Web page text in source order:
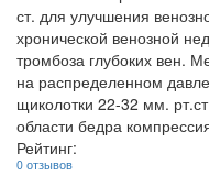
ст. для улучшения
хронической венозной
тромбоза глубоких вен.
на распределенном
щиколотки 22-32 мм.
области бедра
Рейтинг:
0 отзывов